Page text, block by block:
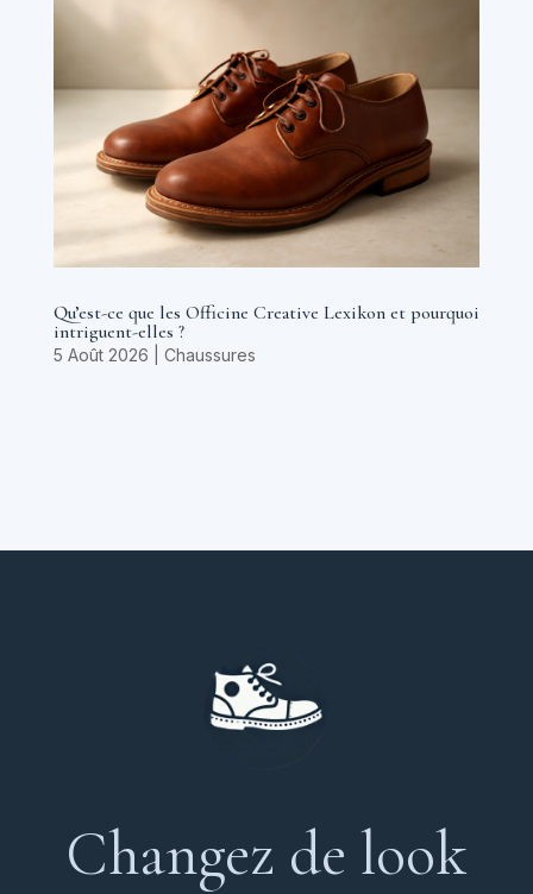
Qu’est-ce que les Officine Creative Lexikon et pourquoi
intriguent-elles ?
5 Août 2026 Chaussures
Changez de look